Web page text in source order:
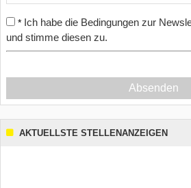
* Ich habe die Bedingungen zur
und stimme diesen zu.
Absenden
AKTUELLSTE STELLENANZEIGEN